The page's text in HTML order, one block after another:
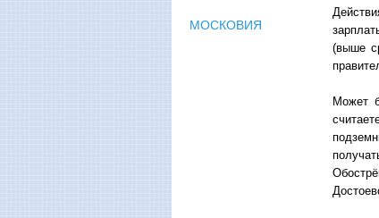
(выше
Может
МОСКОВИЯ